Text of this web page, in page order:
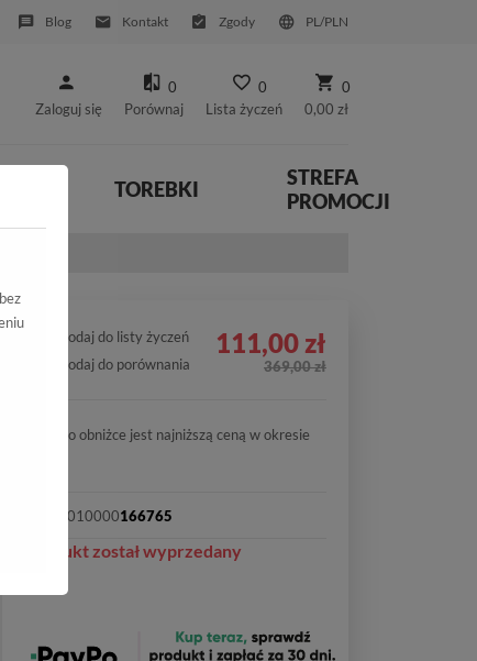
Blog Kontakt Zgody PL/PLN
Zaloguj się
0
Porównaj
0
Lista życzeń
0
0,00 zł
TOREBKI
STREFA
PROMOCJI
Dodaj do listy życzeń
Dodaj do porównania
111,00 zł
369,00 zł
Cena po obniżce jest najniższą ceną w okresie
2010000166765
Produkt został wyprzedany